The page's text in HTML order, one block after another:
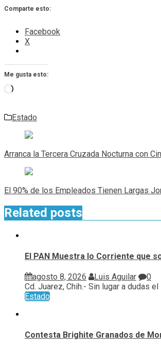
Comparte esto:
Facebook
X
Me gusta esto:
Cargando...
Estado
Navegación
de
entradas
Arranca la Tercera Cruzada Nocturna con
El 90% de los Empleados Tienen Largas
Related posts
El PAN Muestra lo Corriente que
agosto 8, 2026 Luis Aguilar
0
Cd. Juarez, Chih.- Sin lugar a dudas el
Estado
Contesta Brighite Granados de